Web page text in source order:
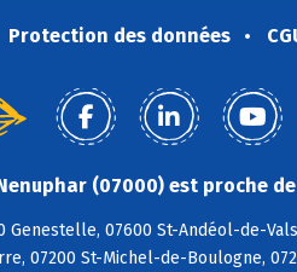
Protection des données
(07000) est proche
Genestelle, 07600 St-Andéol-de-
07200 St-Michel-de-Boulogne,